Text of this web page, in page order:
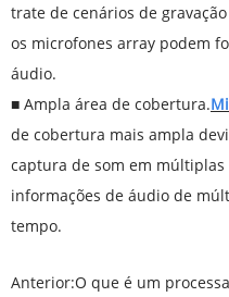
trate de cenários de
os microfones array podem
áudio.
■ Ampla área de cobertura.
de cobertura mais ampla
captura de som em
informações de áudio de
tempo.
Anterior:O que é um